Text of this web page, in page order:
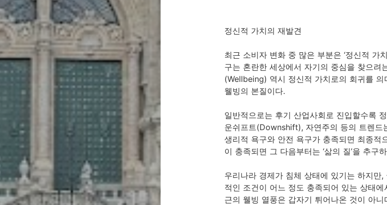
정신적 가치의 재발견
최근 소비자 변화 중 많은 부분은 ‘정신적 가
구는 혼란한 세상에서 자기의 중심을 찾으려
(Wellbeing) 역시 정신적 가치로의 회귀를
웰빙의 본질이다.
일반적으로는 후기 산업사회로 진입할수록
운쉬프트(Downshift), 자연주의 등의 트렌드
생리적 욕구와 안전 욕구가 충족되면 최종적
이 충족되면 그 다음부터는 ‘삶의 질’을 추구
우리나라 경제가 침체 상태에 있기는 하지
적인 조건이 어느 정도 충족되어 있는 상태
근의 웰빙 열풍은 갑자기 튀어나온 것이 아